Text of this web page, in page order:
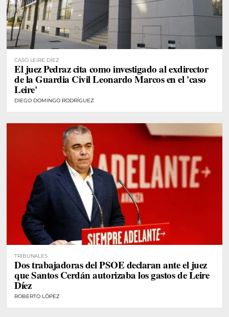
CASO LEIRE DÍEZ
El juez Pedraz cita como investigado al exdirector
de la Guardia Civil Leonardo Marcos en el 'caso
Leire'
DIEGO DOMINGO RODRÍGUEZ
TRIBUNALES
Dos trabajadoras del PSOE declaran ante el juez
que Santos Cerdán autorizaba los gastos de Leire
Díez
ROBERTO LÓPEZ